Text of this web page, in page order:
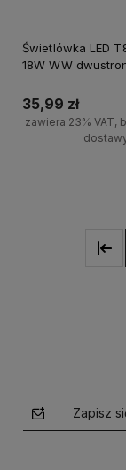
Świetlówka LED
18W WW
35,99 zł
zawiera 23% VAT,
Zapisz